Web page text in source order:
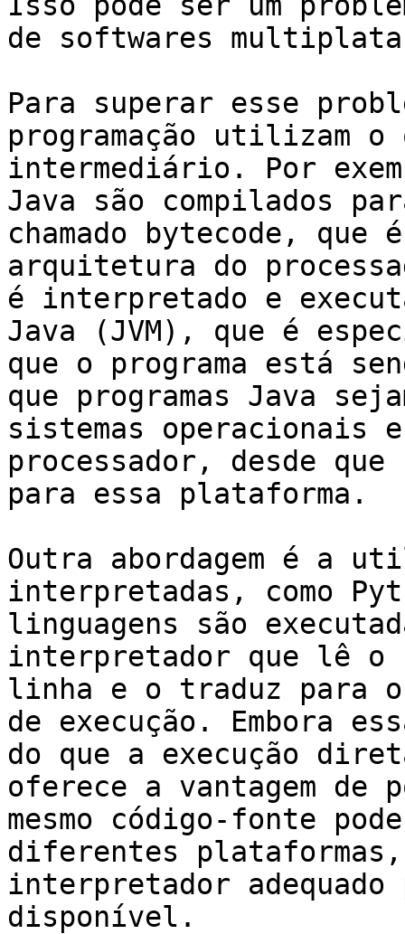
de softwares
Para superar esse
programação utilizam o
intermediário. Por
Java são compilados
chamado bytecode, que
arquitetura do
é interpretado e
Java (JVM), que é
que o programa está
que programas Java
sistemas operacionais
processador, desde
para essa plataforma.
Outra abordagem é a
interpretadas, como
linguagens são
interpretador que lê o
linha e o traduz para o
de execução. Embora
do que a execução
oferece a vantagem de
mesmo código-fonte
diferentes plataformas,
interpretador adequado
disponível.